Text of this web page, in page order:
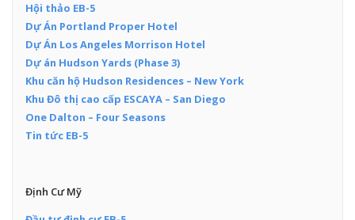
Hội thảo EB-5
Dự Án Portland Proper Hotel
Dự Án Los Angeles Morrison Hotel
Dự án Hudson Yards (Phase 3)
Khu căn hộ Hudson Residences – New York
Khu Đô thị cao cấp ESCAYA – San Diego
One Dalton – Four Seasons
Tin tức EB-5
Định Cư Mỹ